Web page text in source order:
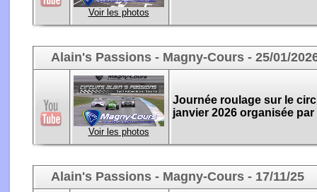
Voir les photos
Alain's Passions - Magny-Cours - 25/01/
Voir les photos
Journée roulage sur le
janvier 2026 organisée
Alain's Passions - Magny-Cours - 17/11/25